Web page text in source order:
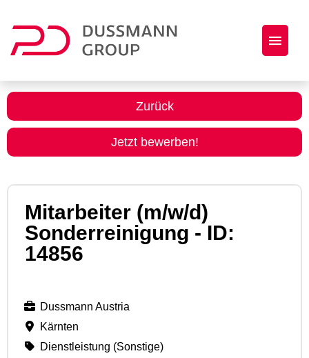
Jobs
Initiativbewerbung
Zurück
Jetzt bewerben!
Mitarbeiter (m/w/d)
Sonderreinigung - ID:
14856
Dussmann Austria
Kärnten
Dienstleistung (Sonstige)